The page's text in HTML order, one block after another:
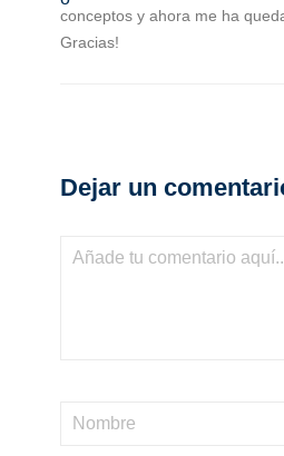
conceptos y ahora me ha
Gracias!
Dejar un